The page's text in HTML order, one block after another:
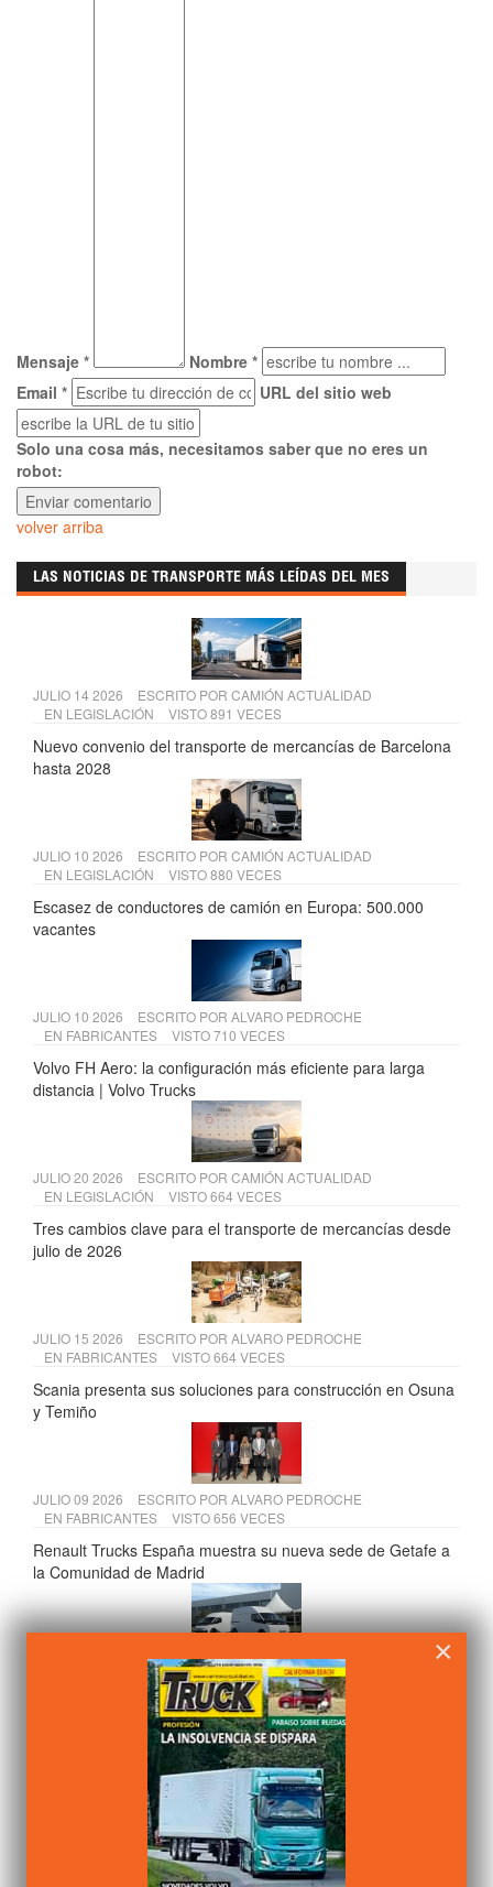
Mensaje *
Nombre *
Email *
URL del sitio web
Solo una cosa más, necesitamos saber que no eres un
robot:
volver arriba
LAS NOTICIAS DE TRANSPORTE MÁS LEÍDAS DEL MES
JULIO 14 2026 ESCRITO POR CAMIÓN ACTUALIDAD
EN LEGISLACIÓN VISTO 891 VECES
Nuevo convenio del transporte de mercancías de Barcelona
hasta 2028
JULIO 10 2026 ESCRITO POR CAMIÓN ACTUALIDAD
EN LEGISLACIÓN VISTO 880 VECES
Escasez de conductores de camión en Europa: 500.000
vacantes
JULIO 10 2026 ESCRITO POR ALVARO PEDROCHE
EN FABRICANTES VISTO 710 VECES
Volvo FH Aero: la configuración más eficiente para larga
distancia | Volvo Trucks
JULIO 20 2026 ESCRITO POR CAMIÓN ACTUALIDAD
EN LEGISLACIÓN VISTO 664 VECES
Tres cambios clave para el transporte de mercancías desde
julio de 2026
JULIO 15 2026 ESCRITO POR ALVARO PEDROCHE
EN FABRICANTES VISTO 664 VECES
Scania presenta sus soluciones para construcción en Osuna
y Temiño
JULIO 09 2026 ESCRITO POR ALVARO PEDROCHE
EN FABRICANTES VISTO 656 VECES
Renault Trucks España muestra su nueva sede de Getafe a
la Comunidad de Madrid
ESCRITO PORALVARO PEDROCHE
FABRICANTES VISTO 637 VECES
AMH comercializará las furgonetas eléctricas Farizon en
ESCRITO PORALVARO PEDROCHE
COMPONENTES VISTO 632 VECES
Andamur presenta su VI Informe de Sostenibilidad 2025
×